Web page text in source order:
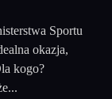
Sportu
okazja,
kogo?